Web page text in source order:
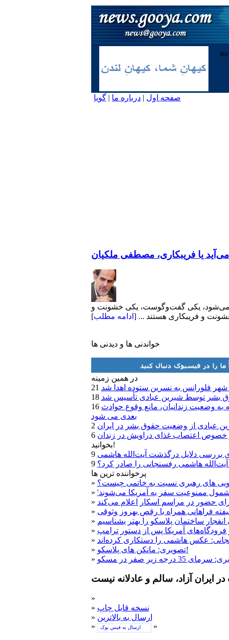
صفحه اول | درباره ما | گویا
یا فریبکاری، مصطفی ملکیان
می‌شود، یکی گفت‌وگوست، یکی خشونت و
و فریبکاری هستند ... [ ادامه مطلب]
خواندنی ها و دیدنی ها
در همين زمينه
شهر فلورانس به نسرين ستوده اهدا شد
بشر توسط شيرين عبادی تأسيس شد
به سلول انفرادی: توجه به وضعيت زندانيان، مانع وقوع حوادث
بعدی می شود
خصوص اعتصاب غذای دراويش در زندان
بخوانید!
بررسی دلایل درگذشت آیت‌الله هاشمی
هاشمی رفسنجانی را صادر کرد؟
پرخواننده ترین ها
» های رهبری نسبت به خاتمی چیست؟
»
» حضور در مراسم اسکار اعلام می‌کند
» فراهانی همراه با رقص بهروز وثوقی
» ساختمان پلاسکو را بهتر بشناسیم
» آمریکا پس از دستور ترامپ
» عکس هاشمی را دستکاری کرده‌اند
»
تصویری: مانکن های پلاسکو!
»
»
» نسخه قابل چاپ
» ارسال به بالاترین
»
ارسال به فیس بوک »